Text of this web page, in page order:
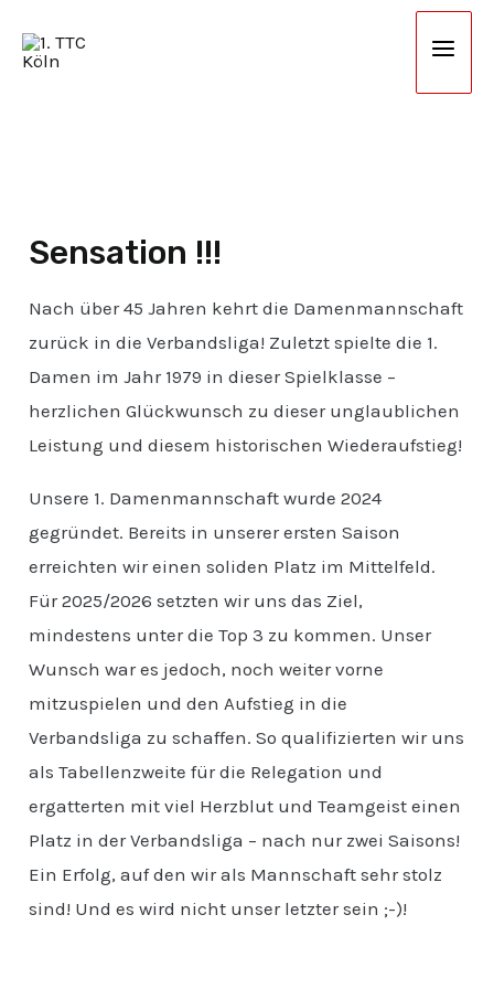
Inhalt
Main
Sensation !!!
Nach über 45 Jahren kehrt die Damenmannschaft
zurück in die Verbandsliga! Zuletzt spielte die 1.
Damen im Jahr 1979 in dieser Spielklasse –
herzlichen Glückwunsch zu dieser unglaublichen
Leistung und diesem historischen Wiederaufstieg!
Unsere 1. Damenmannschaft wurde 2024
gegründet. Bereits in unserer ersten Saison
erreichten wir einen soliden Platz im Mittelfeld.
Für 2025/2026 setzten wir uns das Ziel,
mindestens unter die Top 3 zu kommen. Unser
Wunsch war es jedoch, noch weiter vorne
mitzuspielen und den Aufstieg in die
Verbandsliga zu schaffen. So qualifizierten wir uns
als Tabellenzweite für die Relegation und
ergatterten mit viel Herzblut und Teamgeist einen
Platz in der Verbandsliga – nach nur zwei Saisons!
Ein Erfolg, auf den wir als Mannschaft sehr stolz
sind! Und es wird nicht unser letzter sein ;-)!